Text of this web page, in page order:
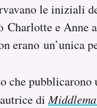
le iniziali
e Anne
erano un’unica
che pubblicarono
di